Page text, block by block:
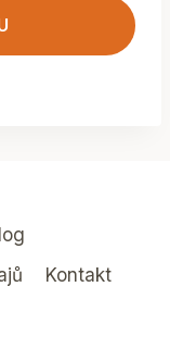
Kontakt